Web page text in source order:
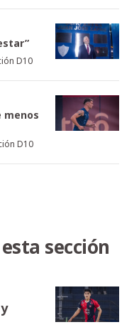
D10
menos
D10
sección